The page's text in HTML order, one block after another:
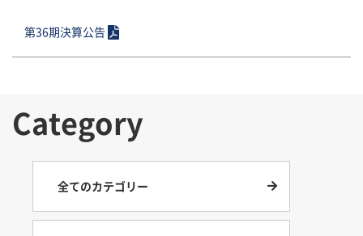
第36期決算公告
Category
全てのカテゴリー